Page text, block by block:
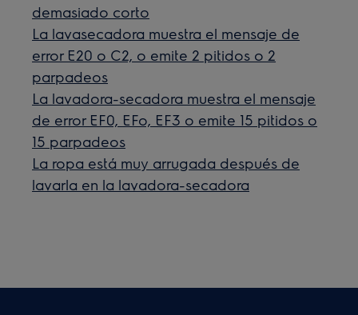
demasiado corto
La lavasecadora muestra el mensaje de
error E20 o C2, o emite 2 pitidos o 2
parpadeos
La lavadora-secadora muestra el mensaje
de error EF0, EFo, EF3 o emite 15 pitidos o
15 parpadeos
La ropa está muy arrugada después de
lavarla en la lavadora-secadora